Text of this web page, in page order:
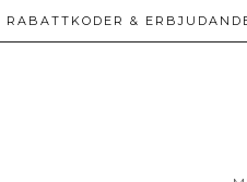
RABATTKODER &